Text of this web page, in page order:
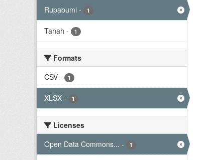
Rupabumi - 1
Tanah - 1
Formats
CSV - 1
XLSX - 1
Licenses
Open Data Commons... - 1